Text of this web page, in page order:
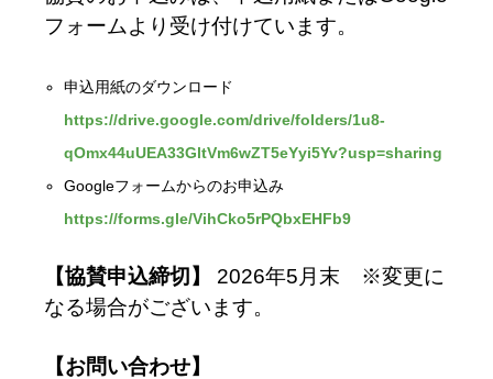
フォームより受け付けています。
申込用紙のダウンロード
https://drive.google.com/drive/folders/1u8-
qOmx44uUEA33GltVm6wZT5eYyi5Yv?usp=sharing
Googleフォームからのお申込み
https://forms.gle/VihCko5rPQbxEHFb9
【協賛申込締切】
2026年5月末 ※変更に
なる場合がございます。
【お問い合わせ】